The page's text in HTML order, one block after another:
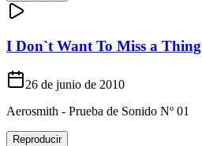
I Don`t Want To Miss a Thing
26 de junio de 2010
Aerosmith - Prueba de Sonido Nº 01
Reproducir